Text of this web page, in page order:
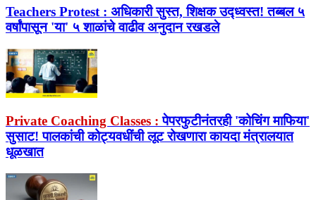
Teachers Protest : अधिकारी सुस्त, शिक्षक उद्ध्वस्त! तब्बल ५
वर्षांपासून 'या' ५ शाळांचे वाढीव अनुदान रखडले
Private Coaching Classes : पेपरफुटीनंतरही 'कोचिंग माफिया'
सुसाट! पालकांची कोट्यवधींची लूट रोखणारा कायदा मंत्रालयात
धूळखात